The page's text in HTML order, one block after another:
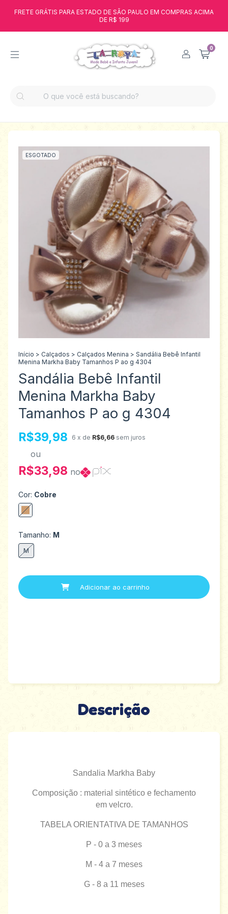
FRETE GRÁTIS PARA ESTADO DE SÃO PAULO EM COMPRAS ACIMA
DE R$ 199
0
ESGOTADO
Início > Calçados > Calçados Menina > Sandália Bebê Infantil
Menina Markha Baby Tamanhos P ao g 4304
Sandália Bebê Infantil
Menina Markha Baby
Tamanhos P ao g 4304
R$39,98 6 x de R$6,66 sem juros
ou
R$33,98 no
Cor: Cobre
Tamanho: M
M
Descrição
Sandalia Markha Baby
Composição : material sintético e fechamento
em velcro.
TABELA ORIENTATIVA DE TAMANHOS
P - 0 a 3 meses
M - 4 a 7 meses
G - 8 a 11 meses